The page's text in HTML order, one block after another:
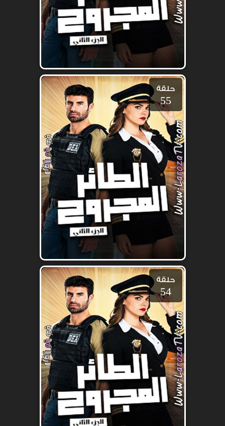
حلقة
55
حلقة
54